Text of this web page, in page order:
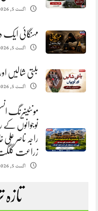
اگست 5, 2026
مہنگائی ایک
اگست 5, 2026
بلتی شالیں
اگست 5, 2026
مونٹینیرنگ
نوجوانوں
راجہ ناصر
زراعت گلگت
اگست 5, 2026
تازہ